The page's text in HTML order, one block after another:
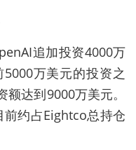
追加投资4000万
万美元的投资之
达到9000万美元。
约占Eightco总持仓